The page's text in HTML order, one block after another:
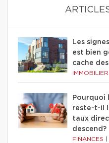
Les
est bien
cache
IMMOBILIER
Pourquoi
reste-t-il
taux
descend?
FINANCES